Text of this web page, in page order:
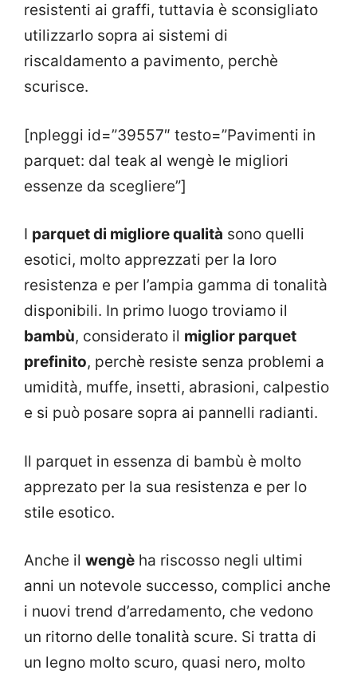
resistenti ai graffi, tuttavia è sconsigliato
utilizzarlo sopra ai sistemi di
riscaldamento a pavimento, perchè
scurisce.
[npleggi id=”39557″ testo=”Pavimenti in
parquet: dal teak al wengè le migliori
essenze da scegliere”]
I parquet di migliore qualità sono quelli
esotici, molto apprezzati per la loro
resistenza e per l’ampia gamma di tonalità
disponibili. In primo luogo troviamo il
bambù, considerato il miglior parquet
prefinito, perchè resiste senza problemi a
umidità, muffe, insetti, abrasioni, calpestio
e si può posare sopra ai pannelli radianti.
Il parquet in essenza di bambù è molto
apprezato per la sua resistenza e per lo
stile esotico.
Anche il wengè ha riscosso negli ultimi
anni un notevole successo, complici anche
i nuovi trend d’arredamento, che vedono
un ritorno delle tonalità scure. Si tratta di
un legno molto scuro, quasi nero, molto